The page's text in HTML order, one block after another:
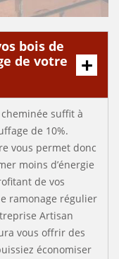
bois de
de votre
suffit à
de 10%.
vous permet donc
moins d’énergie
de vos
ramonage régulier
Artisan
vous offrir des
économiser